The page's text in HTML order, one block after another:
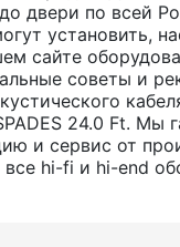
двери по всей
установить,
сайте
советы и
24.0 Ft. Мы
и сервис от
hi-fi и hi-end